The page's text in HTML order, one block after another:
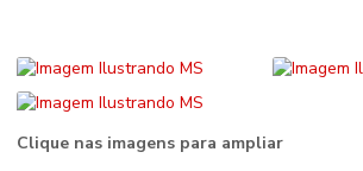
Clique nas imagens para ampliar